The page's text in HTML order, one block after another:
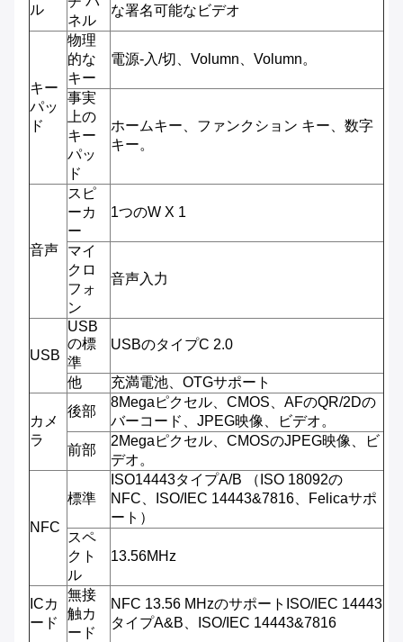
ル
ネル
な署名可能なビデオ
キー
パッ
ド
物理
的な
キー
電源-入/切、Volumn、Volumn。
事実
上の
キー
パッ
ド
ホームキー、ファンクション キー、数字
キー。
音声
スピ
ーカ
ー
1つのW X 1
マイ
クロ
フォ
ン
音声入力
USB
USB
の標
準
USBのタイプC 2.0
他 充満電池、OTGサポート
カメ
ラ
後部
8Megaピクセル、CMOS、AFのQR/2Dの
バーコード、JPEG映像、ビデオ。
前部
2Megaピクセル、CMOSのJPEG映像、ビ
デオ。
NFC
標準
ISO14443タイプA/B （ISO 18092の
NFC、ISO/IEC 14443&7816、Felicaサポ
ート）
スペ
クト
ル
13.56MHz
ICカ
ード
無接
触カ
ード
NFC 13.56 MHzのサポートISO/IEC 14443
タイプA&B、ISO/IEC 14443&7816